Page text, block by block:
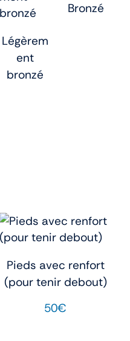
Légèrem
ent
bronzé
Bronzé
Pieds avec renfort
(pour tenir debout)
50€